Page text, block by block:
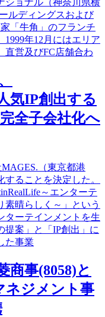
ショナル（神奈川県横
ルディングスおよび
「牛角」のフランチ
年12月にはエリア
直営及びFC店舗合わ
気IP創出する
全子会社化へ
（東京都港
ることを決定した。
～エンターテ
素晴らしく～」という
ターテインメントを生
提案」と「IP創出」に
た事業
商事(8058)と
ネジメント事